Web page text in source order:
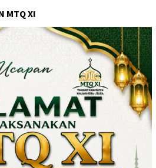
MTQ XI